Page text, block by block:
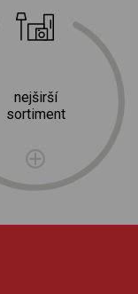
nejširší
sortiment